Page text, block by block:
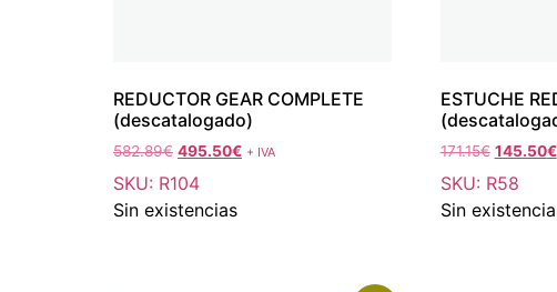
REDUCTOR GEAR COMPLETE
(descatalogado)
582.89€ 495.50€ + IVA
SKU: R104
Sin existencias
ESTUCHE
171.15€ 145.50€
SKU: R58
Sin